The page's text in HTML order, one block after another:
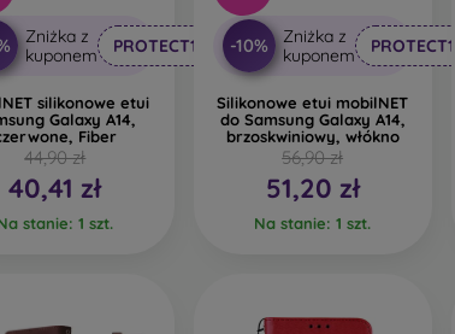
Zniżka z
kuponem
PROTECT10
silikonowe etui
Galaxy A14,
Fiber
44,90 zł
40,41 zł
stanie: 1 szt.
-10%
Zniżka z
kuponem
PROTECT10
Silikonowe etui mobilNET
do Samsung Galaxy A14,
brzoskwiniowy, włókno
56,90 zł
51,20 zł
Na stanie: 1 szt.